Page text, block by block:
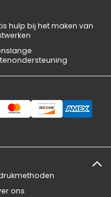
hulp bij het maken van
ons